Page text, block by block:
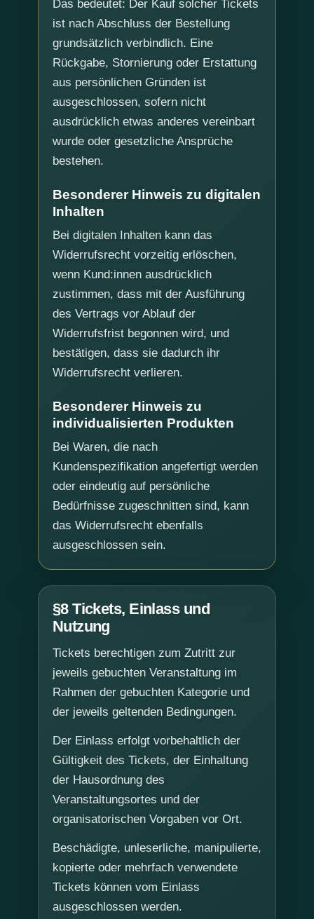
Das bedeutet: Der Kauf solcher Tickets
ist nach Abschluss der Bestellung
grundsätzlich verbindlich. Eine
Rückgabe, Stornierung oder Erstattung
aus persönlichen Gründen ist
ausgeschlossen, sofern nicht
ausdrücklich etwas anderes vereinbart
wurde oder gesetzliche Ansprüche
bestehen.
Besonderer Hinweis zu digitalen
Inhalten
Bei digitalen Inhalten kann das
Widerrufsrecht vorzeitig erlöschen,
wenn Kund:innen ausdrücklich
zustimmen, dass mit der Ausführung
des Vertrags vor Ablauf der
Widerrufsfrist begonnen wird, und
bestätigen, dass sie dadurch ihr
Widerrufsrecht verlieren.
Besonderer Hinweis zu
individualisierten Produkten
Bei Waren, die nach
Kundenspezifikation angefertigt werden
oder eindeutig auf persönliche
Bedürfnisse zugeschnitten sind, kann
das Widerrufsrecht ebenfalls
ausgeschlossen sein.
§8 Tickets, Einlass und
Nutzung
Tickets berechtigen zum Zutritt zur
jeweils gebuchten Veranstaltung im
Rahmen der gebuchten Kategorie und
der jeweils geltenden Bedingungen.
Der Einlass erfolgt vorbehaltlich der
Gültigkeit des Tickets, der Einhaltung
der Hausordnung des
Veranstaltungsortes und der
organisatorischen Vorgaben vor Ort.
Beschädigte, unleserliche, manipulierte,
kopierte oder mehrfach verwendete
Tickets können vom Einlass
ausgeschlossen werden.